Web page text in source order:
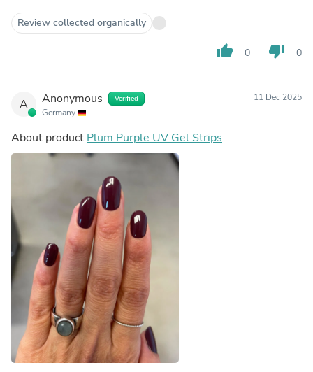
Review collected organically
thumb_up 0 thumb_down 0
A Anonymous Verified
Germany
11 Dec 2025
About product Plum Purple UV Gel Strips